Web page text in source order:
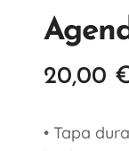
20,00
• Tapa